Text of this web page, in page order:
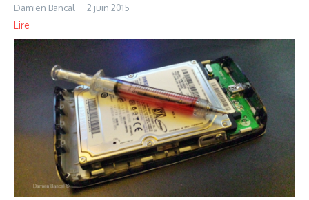
Damien Bancal 2 juin 2015
Lire